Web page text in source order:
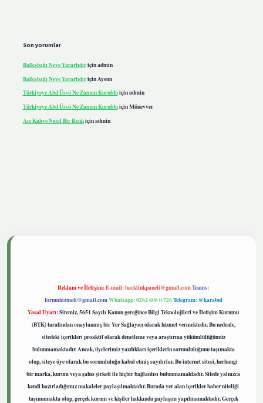
Son yorumlar
Balkabağı Neye Yararlıdıriçinadmin
Balkabağı Neye Yararlıdıriçin Aysun
Türkiyeye Abd Üssü Ne Zaman Kurulduiçinadmin
Türkiyeye Abd Üssü Ne Zaman KurulduiçinMünevver
Acı Kahve Nasıl Bir Renkiçinadmin
Reklam ve İletişim:E-mail:backlinkpaneli@gmail.comTeams:
forumhizmeti@gmail.comWhatsapp: 0262 606 0 726Telegram: @karabul
Yasal Uyarı:Sitemiz, 5651 Sayılı Kanun gereğince Bilgi Teknolojileri ve İletişim Kurumu
(BTK) tarafından onaylanmış bir Yer Sağlayıcı olarak hizmet vermektedir. Bu nedenle,
sitedeki içerikleri proaktif olarak denetleme veya araştırma yükümlülüğümüz
bulunmamaktadır. Ancak, üyelerimiz yazdıkları içeriklerin sorumluluğunu taşımakta
olup, siteye üye olarak bu sorumluluğu kabul etmiş sayılırlar. Bu internet sitesi, herhangi
bir marka, kurum veya şahıs şirketi ile hiçbir bağlantısı bulunmamaktadır. Sitede yalnızca
kendi hazırladığımız makaleler paylaşılmaktadır. Burada yer alan içerikler haber niteliği
taşımamakta olup, gerçek kurum ve kişiler hakkında paylaşım yapılmamaktadır. Gerçek